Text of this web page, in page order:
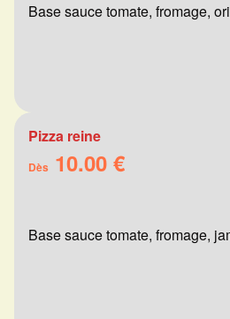
Base sauce tomate, fromage,
Pizza reine
Dès 10.00 €
Base sauce tomate, fromage,